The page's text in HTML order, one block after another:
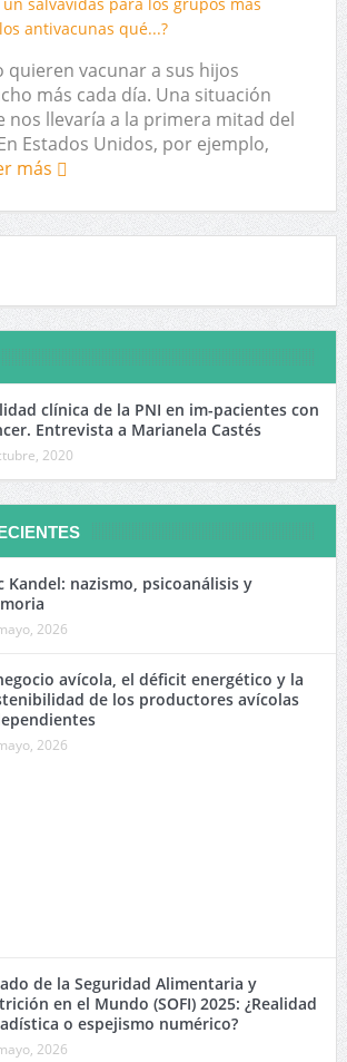
quieren vacunar a sus hijos
más cada día. Una situación
nos llevaría a la primera mitad del
Estados Unidos, por ejemplo,
más
clínica de la PNI en im-pacientes con
Entrevista a Marianela Castés
2020
Kandel: nazismo, psicoanálisis y
2026
avícola, el déficit energético y la
de los productores avícolas
2026
de la Seguridad Alimentaria y
en el Mundo (SOFI) 2025: ¿Realidad
o espejismo numérico?
2026